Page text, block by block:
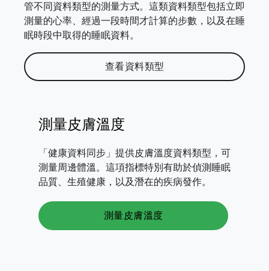
管不同資料類型的測量方式。這類資料類型包括立即
測量的心率、經過一段時間才計算的步數，以及在睡
眠時段中取得的睡眠資料。
查看資料類型
測量皮膚溫度
「健康資料同步」提供皮膚溫度資料類型，可
測量周邊體溫。這項指標特別有助於偵測睡眠
品質、生殖健康，以及潛在的疾病發作。
測量皮膚溫度